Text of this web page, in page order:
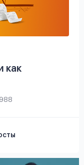
как
988